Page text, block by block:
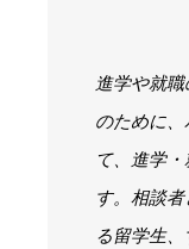
進学や就
のために
て、進学
す。相談
る留学生